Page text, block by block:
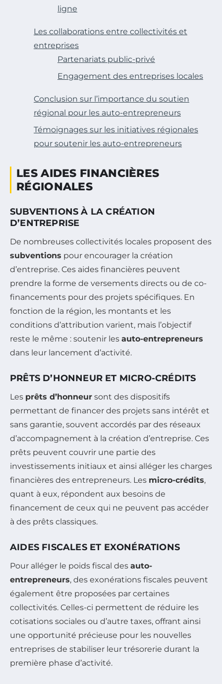
ligne
Les collaborations entre collectivités et
entreprises
Partenariats public-privé
Engagement des entreprises locales
Conclusion sur l’importance du soutien
régional pour les auto-entrepreneurs
Témoignages sur les initiatives régionales
pour soutenir les auto-entrepreneurs
LES AIDES FINANCIÈRES
RÉGIONALES
SUBVENTIONS À LA CRÉATION
D’ENTREPRISE
De nombreuses collectivités locales proposent des
subventions pour encourager la création
d’entreprise. Ces aides financières peuvent
prendre la forme de versements directs ou de co-
financements pour des projets spécifiques. En
fonction de la région, les montants et les
conditions d’attribution varient, mais l’objectif
reste le même : soutenir les auto-entrepreneurs
dans leur lancement d’activité.
PRÊTS D’HONNEUR ET MICRO-CRÉDITS
Les prêts d’honneur sont des dispositifs
permettant de financer des projets sans intérêt et
sans garantie, souvent accordés par des réseaux
d’accompagnement à la création d’entreprise. Ces
prêts peuvent couvrir une partie des
investissements initiaux et ainsi alléger les charges
financières des entrepreneurs. Les micro-crédits,
quant à eux, répondent aux besoins de
financement de ceux qui ne peuvent pas accéder
à des prêts classiques.
AIDES FISCALES ET EXONÉRATIONS
Pour alléger le poids fiscal des auto-
entrepreneurs, des exonérations fiscales peuvent
également être proposées par certaines
collectivités. Celles-ci permettent de réduire les
cotisations sociales ou d’autre taxes, offrant ainsi
une opportunité précieuse pour les nouvelles
entreprises de stabiliser leur trésorerie durant la
première phase d’activité.